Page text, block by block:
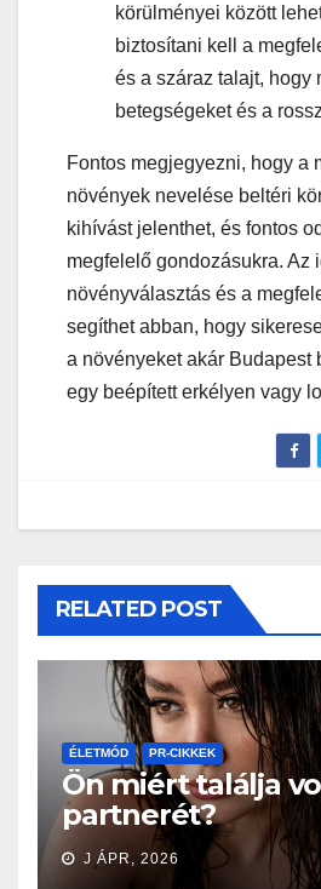
körülményei között
biztosítani kell a
és a száraz talajt, hogy
betegségeket és a
Fontos megjegyezni, hogy a
növények nevelése beltéri
kihívást jelenthet, és fontos
megfelelő gondozásukra. Az
növényválasztás és a
segíthet abban, hogy
a növényeket akár Budapest
egy beépített erkélyen vagy
RELATED POST
ÉLETMÓD PR-CIKKEK
Ön miért találja
partnerét?
J ÁPR, 2026